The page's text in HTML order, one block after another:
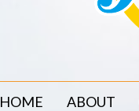
HOME ABOUT